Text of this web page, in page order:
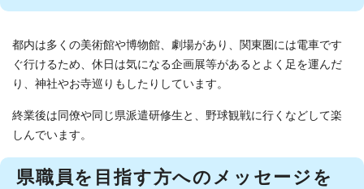
都内は多くの美術館や博物館、劇場があり、関東圏には電車です
ぐ行けるため、休日は気になる企画展等があるとよく足を運んだ
り、神社やお寺巡りもしたりしています。
終業後は同僚や同じ県派遣研修生と、野球観戦に行くなどして楽
しんでいます。
県職員を目指す方へのメッセージを